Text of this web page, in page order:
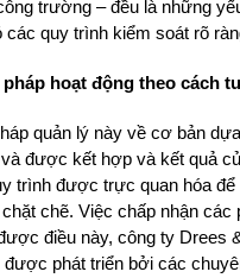
trường – đều là những
các quy trình kiểm soát rõ
hoạt động theo cách
quản lý này về cơ bản
được kết hợp và kết quả
trình được trực quan hóa
chẽ. Việc chấp nhận
điều này, công ty Drees
được phát triển bởi các